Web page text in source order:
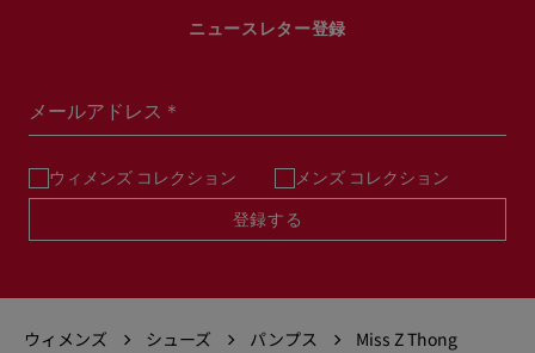
ニュースレター登録
メールアドレス＊
ウィメンズ コレクション メンズ コレクション
登録する
ウィメンズ シューズ パンプス Miss Z Thong